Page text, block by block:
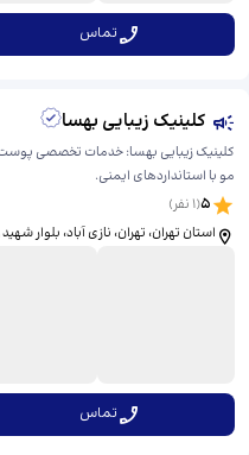
تماس
کلینیک زیبایی بهسا
کلینیک زیبایی بهسا: خدمات تخصصی پوست و
مو با استانداردهای ایمنی.
5
(
1 نفر)
استان تهران، تهران، نازی آباد، بلوار شهید رجایی،
تماس